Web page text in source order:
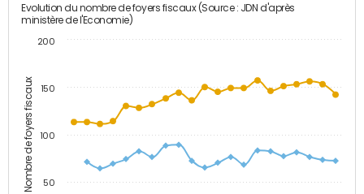
Nombre de foyers fiscaux
Evolution du nombre de foyers fiscaux (Source : JDN d'après
ministère de l'Economie)
50
100
150
200